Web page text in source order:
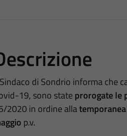
di Sondrio informa che
19, sono state prorogate le
2020 in ordine alla
p.v.